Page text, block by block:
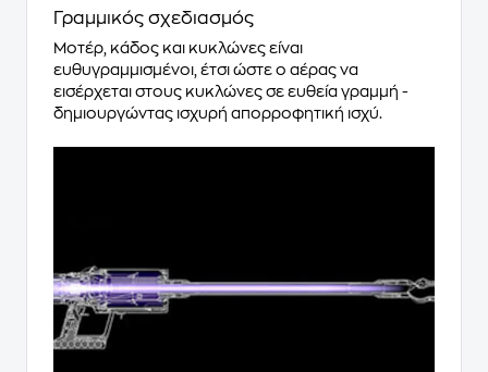
Γραμμικός σχεδιασμός
Μοτέρ, κάδος και κυκλώνες είναι
ευθυγραμμισμένοι, έτσι ώστε ο αέρας να
εισέρχεται στους κυκλώνες σε ευθεία γραμμή -
δημιουργώντας ισχυρή απορροφητική ισχύ.